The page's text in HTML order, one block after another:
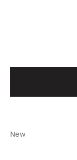
New